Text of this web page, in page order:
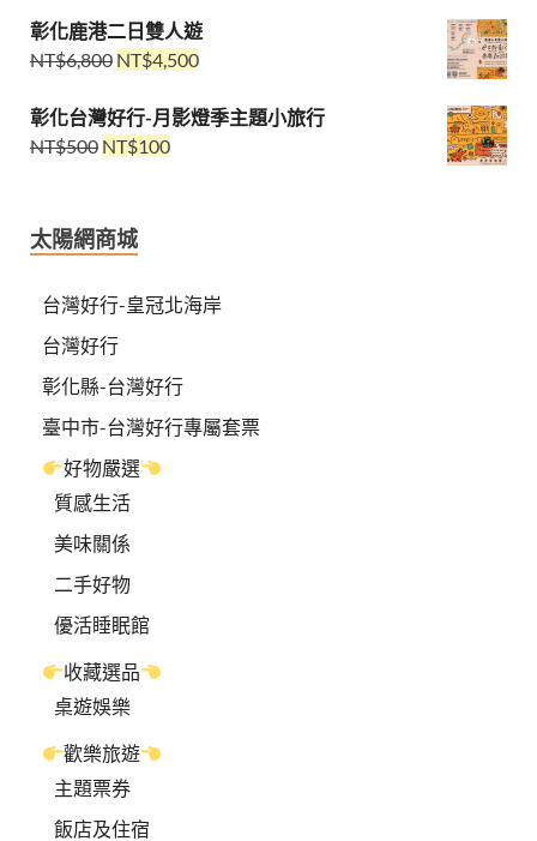
彰化鹿港二日雙人遊
NT$6,800 NT$4,500
彰化台灣好行-月影燈季主題小旅行
NT$500 NT$100
太陽網商城
台灣好行-皇冠北海岸
台灣好行
彰化縣-台灣好行
臺中市-台灣好行專屬套票
好物嚴選
質感生活
美味關係
二手好物
優活睡眠館
收藏選品
桌遊娛樂
歡樂旅遊
主題票券
飯店及住宿